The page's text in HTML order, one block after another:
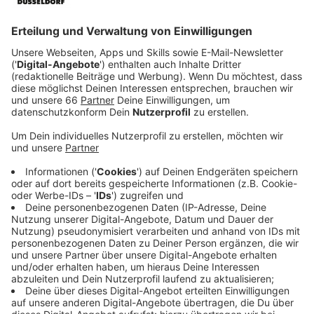
1.600 freiwilligen Helferinnen und Helfer ihr
Hauptquartier haben; und zwar im Maxhaus an der
Schulstraße. Das hat die Stadt jetzt bekannt
gegeben.
Veröffentlicht:Dienstag, 07.11.2023 12:30
Anzeige
Das Maxhaus dient dann während der EURO als
zentrale Anlaufstelle für die Volunteers, so OB Keller:
Anzeige
Oberbürgermeister Stephan Keller